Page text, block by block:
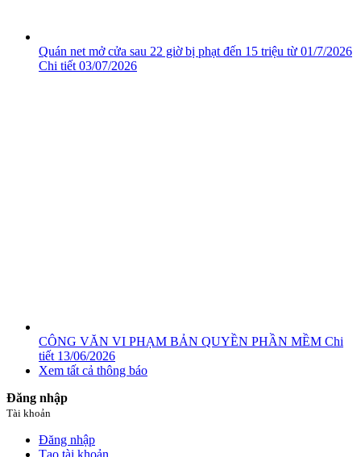
Quán net mở cửa sau 22 giờ bị phạt đến 15 triệu từ 01/7/2026
Chi tiết 03/07/2026
CÔNG VĂN VI PHẠM BẢN QUYỀN PHẦN MỀM Chi
tiết 13/06/2026
Xem tất cả thông báo
Đăng nhập
Tài khoản
Đăng nhập
Tạo tài khoản